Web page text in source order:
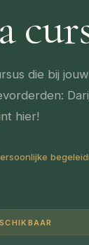
die bij
hier!